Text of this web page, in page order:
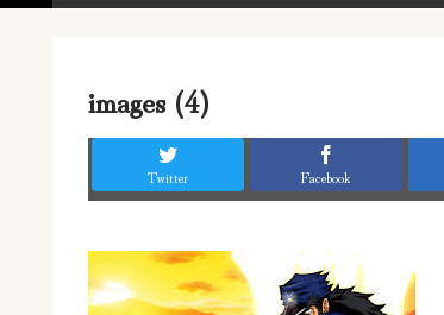
images (4)
Twitter Facebook